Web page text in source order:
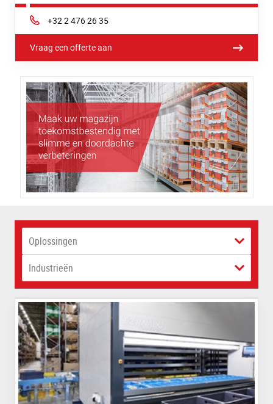
Phone:
+32 2 476 26 35
Vraag een offerte aan
Oplossingen
Industrieën